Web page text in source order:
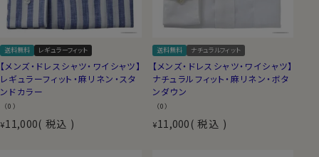
送料無料 レギュラーフィット
【メンズ・ドレスシャツ・ワイシャツ】
レギュラーフィット・麻リネン・スタ
ンドカラー
（0）
¥11,000 税込
送料無料 ナチュラルフィット
【メンズ・ドレスシャツ・ワイシャツ】
ナチュラルフィット・麻リネン・ボタ
ンダウン
（0）
¥11,000 税込